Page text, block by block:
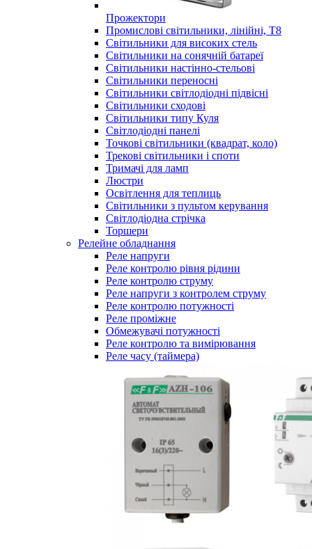
Прожектори
Промислові світильники, лінійні, Т8
Світильники для високих стель
Світильники на сонячній батареї
Світильники настінно-стельові
Світильники переносні
Світильники світлодіодні підвісні
Світильники сходові
Світильники типу Куля
Світлодіодні панелі
Точкові світильники (квадрат, коло)
Трекові світильники і споти
Тримачі для ламп
Люстри
Освітлення для теплиць
Світильники з пультом керування
Світлодіодна стрічка
Торшери
Релейне обладнання
Реле напруги
Реле контролю рівня рідини
Реле контролю струму
Реле напруги з контролем струму
Реле контролю потужності
Реле проміжне
Обмежувачі потужності
Реле контролю та вимірювання
Реле часу (таймера)